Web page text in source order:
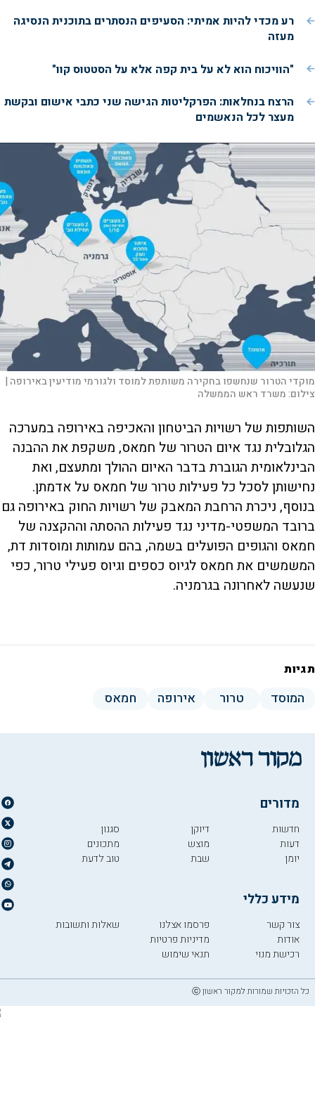
רע מכדי להיות אמיתי: הסעיפים הנסתרים בתוכנית הנסיגה
מעזה
"הוויכוח הוא לא על בית קפה אלא על הסטטוס קוו"
הרצח בנחלאות: הפרקליטות הגישה שני כתבי אישום ובקשת
מעצר לכל הנאשמים
מוקדי הטרור שנחשפו בחקירה משותפת למוסד ולגורמי מודיעין באירופה |
צילום:משרד ראש הממשלה
השותפות של רשויות הביטחון והאכיפה באירופה במערכה
הגלובלית נגד איום הטרור של חמאס, משקפת את ההבנה
הבינלאומית הגוברת בדבר האיום ההולך ומתעצם, ואת
נחישותן לסכל כל פעילות טרור של חמאס על אדמתן.
בנוסף, ניכרת הרחבת המאבק של רשויות החוק באירופה גם
ברובד המשפטי-מדיני נגד פעילות ההסתה וההקצנה של
חמאס והגופים הפועלים בשמה, בהם עמותות ומוסדות דת,
המשמשים את חמאס לגיוס כספים וגיוס פעילי טרור, כפי
שנעשה לאחרונה בגרמניה.
תגיות
המוסד טרור אירופה חמאס
מדורים
חדשות
דעות
יומן
דיוקן
מוצש
שבת
סגנון
מתכונים
טוב לדעת
מידע כללי
צור קשר
אודות
רכישת מנוי
פרסמו אצלנו
מדיניות פרטיות
תנאי שימוש
שאלות ותשובות
כל הזכויות שמורות למקור ראשון ⓒ